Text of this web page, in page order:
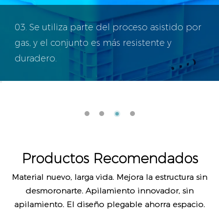
03. Se utiliza parte del proceso asistido por
gas, y el conjunto es más resistente y
duradero.
Productos Recomendados
Material nuevo, larga vida. Mejora la estructura sin
desmoronarte. Apilamiento innovador, sin
apilamiento. El diseño plegable ahorra espacio.